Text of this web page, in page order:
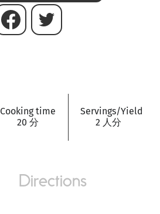
Cooking time
20 分
Servings/Yield
2 人分
Directions